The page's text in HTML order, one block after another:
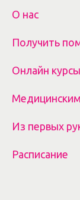
О нас
Получить
Онлайн курсы
Из первых
Расписание